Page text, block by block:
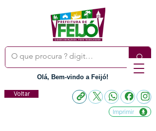
Olá, Bem-vindo a Feijó!
Voltar
Imprimir